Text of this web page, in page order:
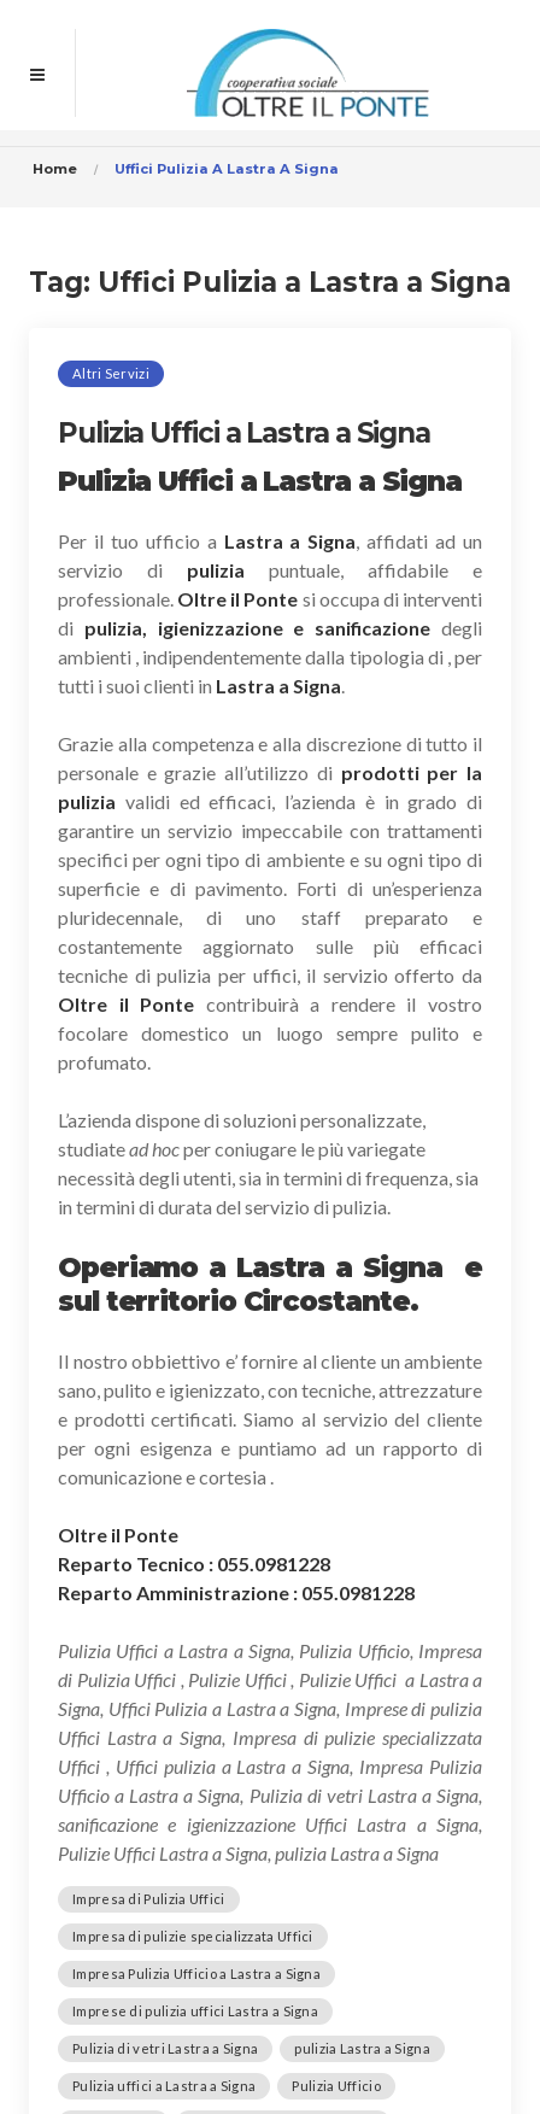
Home Uffici Pulizia A Lastra A Signa
Tag: Uffici Pulizia a Lastra a Signa
Altri Servizi
Pulizia Uffici a Lastra a Signa
Pulizia Uffici a Lastra a Signa
Per il tuo ufficio a Lastra a Signa, affidati ad un
servizio di pulizia puntuale, affidabile e
professionale. Oltre il Ponte si occupa di interventi
di pulizia, igienizzazione e sanificazione degli
ambienti , indipendentemente dalla tipologia di , per
tutti i suoi clienti in Lastra a Signa.
Grazie alla competenza e alla discrezione di tutto il
personale e grazie all’utilizzo di prodotti per la
pulizia validi ed efficaci, l’azienda è in grado di
garantire un servizio impeccabile con trattamenti
specifici per ogni tipo di ambiente e su ogni tipo di
superficie e di pavimento. Forti di un’esperienza
pluridecennale, di uno staff preparato e
costantemente aggiornato sulle più efficaci
tecniche di pulizia per uffici, il servizio offerto da
Oltre il Ponte contribuirà a rendere il vostro
focolare domestico un luogo sempre pulito e
profumato.
L’azienda dispone di soluzioni personalizzate,
studiatead hocper coniugare le più variegate
necessità degli utenti, sia in termini di frequenza, sia
in termini di durata del servizio di pulizia.
Operiamo a Lastra a Signa e
sul territorio Circostante.
Il nostro obbiettivo e’ fornire al cliente un ambiente
sano, pulito e igienizzato, con tecniche, attrezzature
e prodotti certificati. Siamo al servizio del cliente
per ogni esigenza e puntiamo ad un rapporto di
comunicazione e cortesia .
Oltre il Ponte
Reparto Tecnico : 055.0981228
Reparto Amministrazione : 055.0981228
Pulizia Uffici a Lastra a Signa, Pulizia Ufficio, Impresa
di Pulizia Uffici , Pulizie Uffici , Pulizie Uffici a Lastra a
Signa, Uffici Pulizia a Lastra a Signa, Imprese di pulizia
Uffici Lastra a Signa, Impresa di pulizie specializzata
Uffici , Uffici pulizia a Lastra a Signa, Impresa Pulizia
Ufficio a Lastra a Signa, Pulizia di vetri Lastra a Signa,
sanificazione e igienizzazione Uffici Lastra a Signa,
Pulizie Uffici Lastra a Signa, pulizia Lastra a Signa
Impresa di Pulizia Uffici
Impresa di pulizie specializzata Uffici
Impresa Pulizia Ufficio a Lastra a Signa
Imprese di pulizia uffici Lastra a Signa
Pulizia di vetri Lastra a Signa pulizia Lastra a Signa
Pulizia uffici a Lastra a Signa Pulizia Ufficio